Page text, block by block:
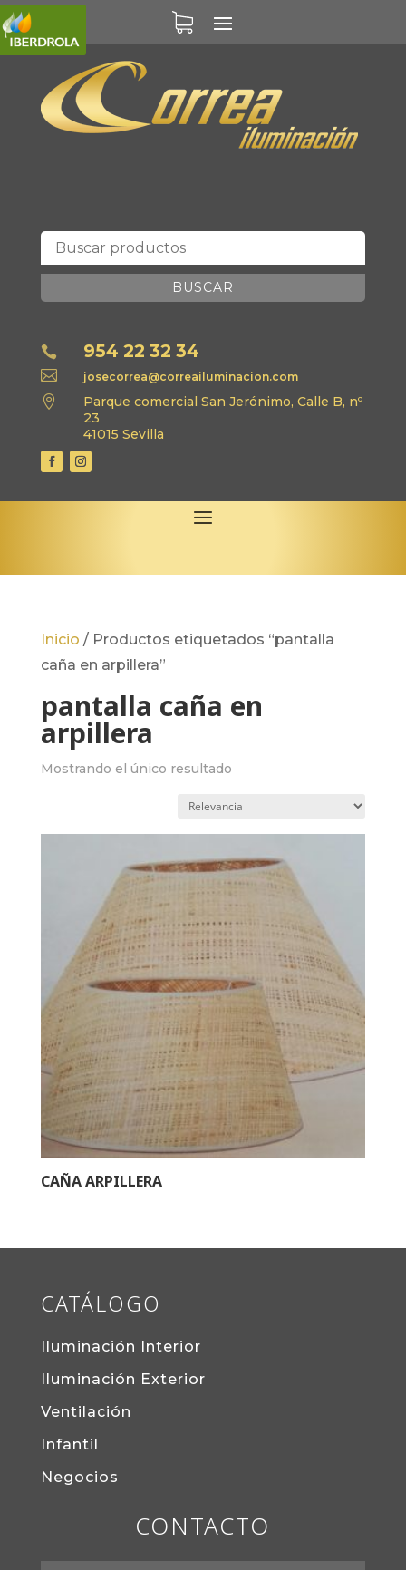
BUSCAR
 954 22 32 34
 josecorrea@correailuminacion.com

Parque comercial San Jerónimo, Calle B, nº
23
41015 Sevilla
Inicio / Productos etiquetados “pantalla
caña en arpillera”
pantalla caña en
arpillera
Mostrando el único resultado
CAÑA ARPILLERA
CATÁLOGO
Iluminación Interior
Iluminación Exterior
Ventilación
Infantil
Negocios
CONTACTO